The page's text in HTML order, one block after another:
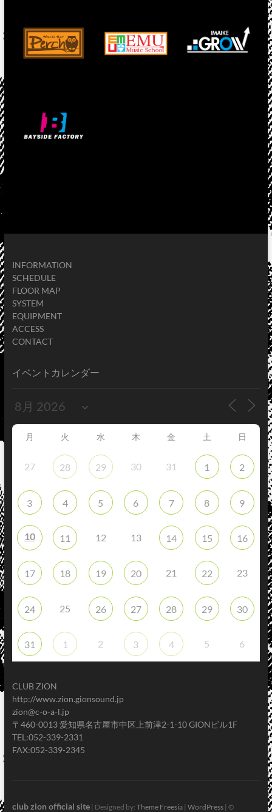
INFORMATION
SCHEDULE
FLOOR MAP
SYSTEM
EQUIPMENT
ACCESS
CONTACT
イベントカレンダー
月 火 水 木 金 土 日
27 28 29 30 31 1 2
3 4 5 6 7 8 9
10 11 12 13 14 15 16
17 18 19 20 21 22 23
24 25 26 27 28 29 30
31 1 2 3 4 5 6
CLUB ZION
http://www.zion.gionsound.jp
zion@c-o-a-l.jp
〒460-0013 愛知県名古屋市中区上前津2-1-10 GIONビル1F
TEL:052-339-2331
FAX:052-339-2345
club zion official site| Designed by: Theme Freesia| WordPress| ©